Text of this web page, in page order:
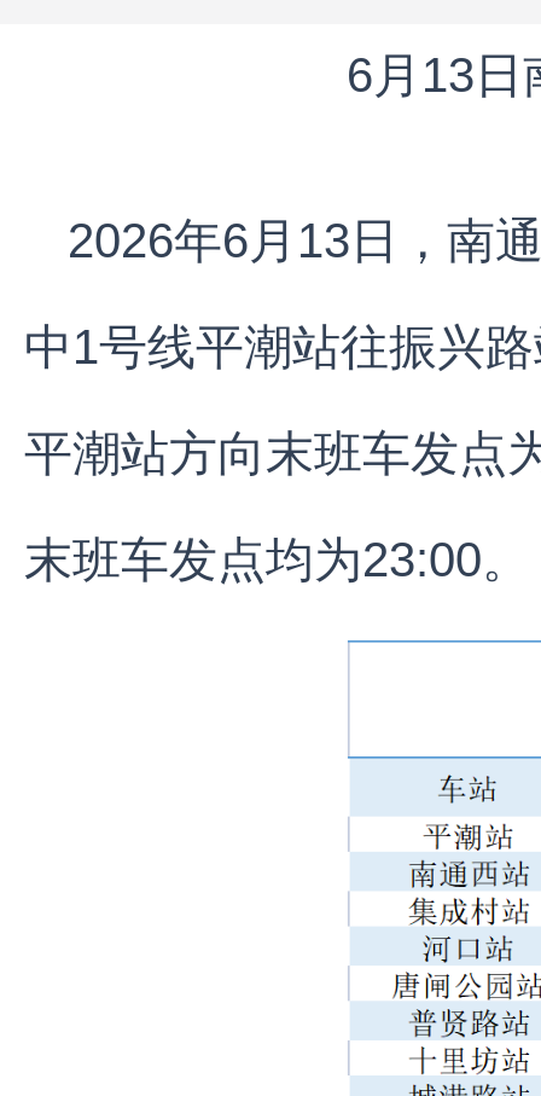
6月13日
2026年6月13日，南
中1号线平潮站往振兴
平潮站方向末班车发点
末班车发点均为23:00。